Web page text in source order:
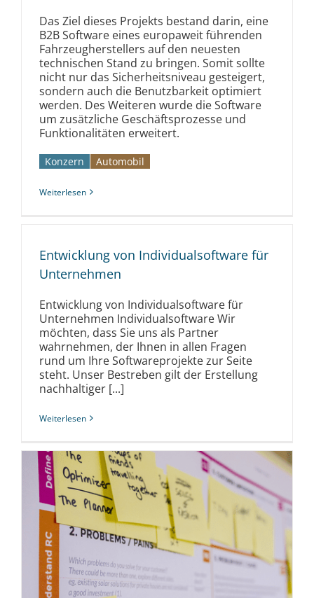
Das Ziel dieses Projekts bestand darin, eine
B2B Software eines europaweit führenden
Fahrzeugherstellers auf den neuesten
technischen Stand zu bringen. Somit sollte
nicht nur das Sicherheitsniveau gesteigert,
sondern auch die Benutzbarkeit optimiert
werden. Des Weiteren wurde die Software
um zusätzliche Geschäftsprozesse und
Funktionalitäten erweitert.
Konzern Automobil­­
Weiterlesen
Entwicklung von Individualsoftware für
Unternehmen
Entwicklung von Individualsoftware für
Unternehmen Individualsoftware Wir
möchten, dass Sie uns als Partner
wahrnehmen, der Ihnen in allen Fragen
rund um Ihre Softwareprojekte zur Seite
steht. Unser Bestreben gilt der Erstellung
nachhaltiger [...]
Weiterlesen